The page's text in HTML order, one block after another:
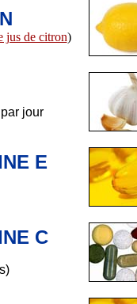
jus de citron)
jour
E
C